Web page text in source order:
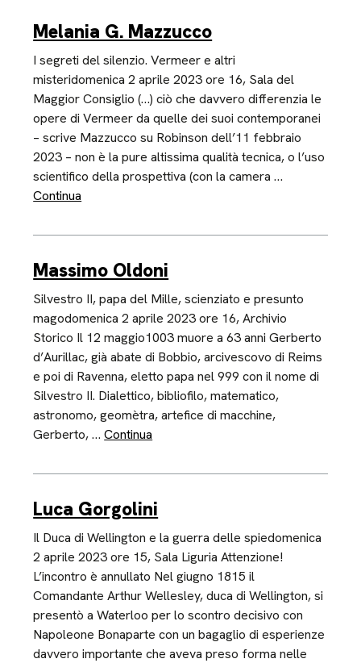
Melania G. Mazzucco
I segreti del silenzio. Vermeer e altri
misteridomenica 2 aprile 2023 ore 16, Sala del
Maggior Consiglio (…) ciò che davvero differenzia le
opere di Vermeer da quelle dei suoi contemporanei
– scrive Mazzucco su Robinson dell’11 febbraio
2023 – non è la pure altissima qualità tecnica, o l’uso
scientifico della prospettiva (con la camera …
Continua
Massimo Oldoni
Silvestro II, papa del Mille, scienziato e presunto
magodomenica 2 aprile 2023 ore 16, Archivio
Storico Il 12 maggio1003 muore a 63 anni Gerberto
d’Aurillac, già abate di Bobbio, arcivescovo di Reims
e poi di Ravenna, eletto papa nel 999 con il nome di
Silvestro II. Dialettico, bibliofilo, matematico,
astronomo, geomètra, artefice di macchine,
Gerberto, …Continua
Luca Gorgolini
Il Duca di Wellington e la guerra delle spiedomenica
2 aprile 2023 ore 15, Sala Liguria Attenzione!
L’incontro è annullato Nel giugno 1815 il
Comandante Arthur Wellesley, duca di Wellington, si
presentò a Waterloo per lo scontro decisivo con
Napoleone Bonaparte con un bagaglio di esperienze
davvero importante che aveva preso forma nelle